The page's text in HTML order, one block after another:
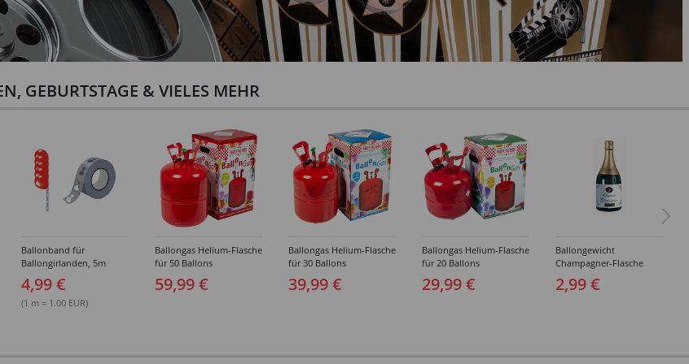
GEBURTSTAGE & VIELES MEHR
Ballonband für
Ballongirlanden, 5m
Deko-Band aus PVC
4,99 €
(1 m = 1.00 EUR)
Ballongas Helium-Flasche
für 50 Ballons
59,99 €
Ballongas Helium-Flasche
für 30 Ballons
39,99 €
Ballongas Helium-Flasche
für 20 Ballons
29,99 €
Ballongewicht
Champagner-Flasche
2,99 €